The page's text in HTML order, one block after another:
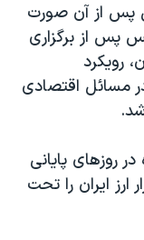
پس از آن صورت
پس از برگزاری
رویکرد
مسائل اقتصادی
روزهای پایانی
ایران را تحت